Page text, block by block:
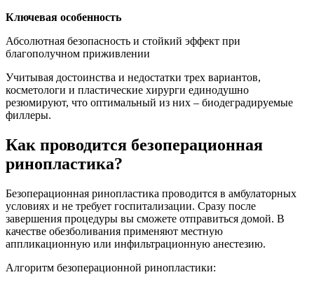
Ключевая особенность
Абсолютная безопасность и стойкий эффект при
благополучном приживлении
Учитывая достоинства и недостатки трех вариантов,
косметологи и пластические хирурги единодушно
резюмируют, что оптимальный из них – биодеградируемые
филлеры.
Как проводится безоперационная
ринопластика?
Безоперационная ринопластика проводится в амбулаторных
условиях и не требует госпитализации. Сразу после
завершения процедуры вы сможете отправиться домой. В
качестве обезболивания применяют местную
аппликационную или инфильтрационную анестезию.
Алгоритм безоперационной ринопластики: